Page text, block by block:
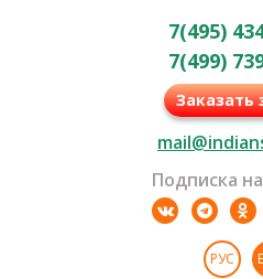
7(495)
7(499)
Заказать
Подписка
РУС